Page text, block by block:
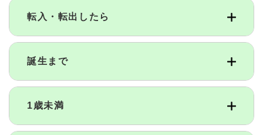
転入・転出したら
誕生まで
1歳未満